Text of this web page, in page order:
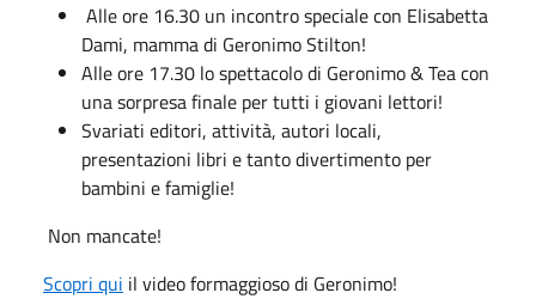
Alle ore 16.30 un incontro speciale con Elisabetta
Dami, mamma di Geronimo Stilton!
Alle ore 17.30 lo spettacolo di Geronimo & Tea con
una sorpresa finale per tutti i giovani lettori!
Svariati editori, attività, autori locali,
presentazioni libri e tanto divertimento per
bambini e famiglie!
Non mancate!
Scopri qui il video formaggioso di Geronimo!